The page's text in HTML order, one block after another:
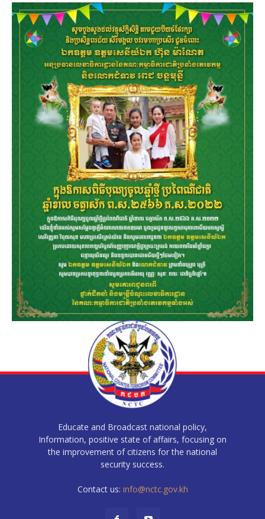
Educate and Broadcast national policy,
Information, positive state of affairs, focusing on
the improvement of citizens for the national
security success.
Contact us: info@nctc.gov.kh